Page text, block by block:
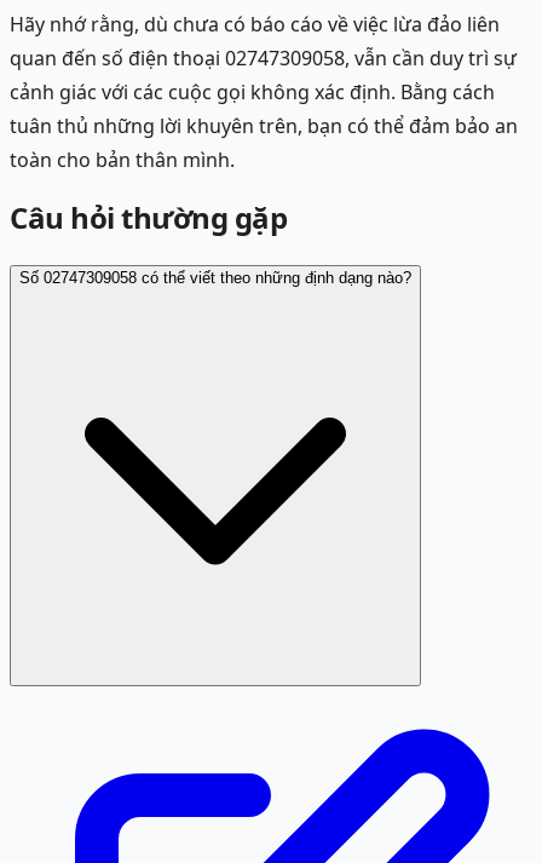
Hãy nhớ rằng, dù chưa có báo cáo về việc lừa đảo liên
quan đến số điện thoại 02747309058, vẫn cần duy trì sự
cảnh giác với các cuộc gọi không xác định. Bằng cách
tuân thủ những lời khuyên trên, bạn có thể đảm bảo an
toàn cho bản thân mình.
Câu hỏi thường gặp
Số 02747309058 có thể viết theo những định dạng nào?
Định dạng chuẩn là 02747309058. Các cách viết sau đây
đều được quy về cùng một số khi tra cứu: 027 47309058,
027 4730 9058, +842747309058, +84 27 47309058.